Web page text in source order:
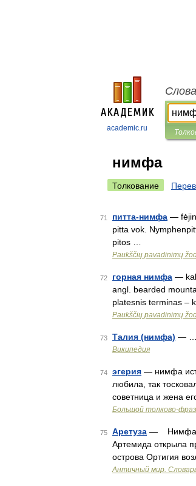
academic.ru
нимфа
Толкование
71 питта-нимфа —
pitta vok.
pitos …
Paukščių pavadinimų
72 горная нимфа —
angl. bearded
platesnis terminas –
Paukščių pavadinimų
73 Талия (нимфа) — …
Википедия
74 эгерия — нимфа
любила, так
советница и жена
Большой толково-
75 Аретуза — Нимфа,
Артемида открыла
острова Ортигия
Античный мир.